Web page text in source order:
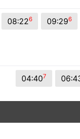
08:226 09:296
04:407